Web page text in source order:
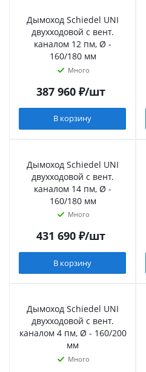
Дымоход Schiedel UNI
двухходовой с вент.
каналом 12 пм, Ø -
160/180 мм
Много
387 960₽/шт
В корзину
Дымоход Schiedel UNI
двухходовой с вент.
каналом 14 пм, Ø -
160/180 мм
Много
431 690₽/шт
В корзину
Дымоход Schiedel UNI
двухходовой с вент.
каналом 4 пм, Ø - 160/200
мм
Много